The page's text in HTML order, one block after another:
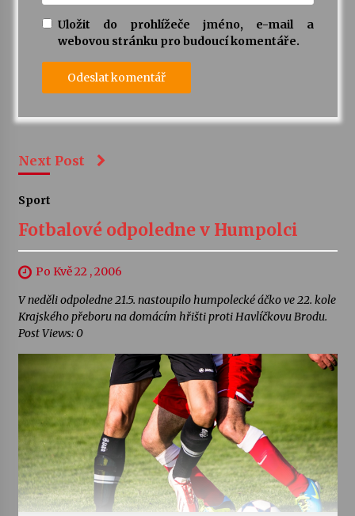
Uložit do prohlížeče jméno, e-mail a
webovou stránku pro budoucí komentáře.
Next Post
Sport
Fotbalové odpoledne v Humpolci
Po Kvě 22 , 2006
V neděli odpoledne 21.5. nastoupilo humpolecké áčko ve 22. kole
Krajského přeboru na domácím hřišti proti Havlíčkovu Brodu.
Post Views: 0